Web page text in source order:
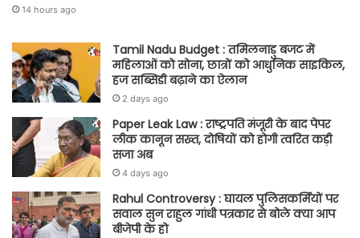
14 hours ago
Tamil Nadu Budget : तमिलनाडु बजट में
महिलाओं को सोना, छात्रों को आधुनिक साइकिल,
हज सब्सिडी बढ़ाने का ऐलान
2 days ago
Paper Leak Law : राष्ट्रपति मंजूरी के बाद पेपर
लीक कानून सख्त, दोषियों को होगी त्वरित कड़ी
सजा अब
4 days ago
Rahul Controversy : घायल पुलिसकर्मियों पर
सवाल सुन राहुल गांधी पत्रकार से बोले क्या आप
बीजेपी के हो